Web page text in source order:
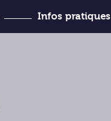
au
Infos pratiques